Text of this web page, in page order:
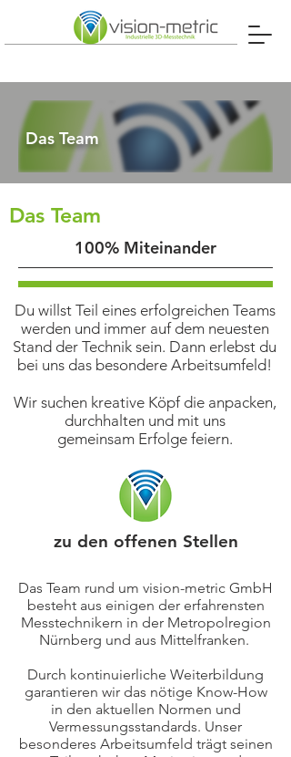
Das Team
Das Team
100% Miteinander
Du willst Teil eines erfolgreichen Teams
werden und immer auf dem neuesten
Stand der Technik sein. Dann erlebst du
bei uns das besondere Arbeitsumfeld!
Wir suchen kreative Köpf die anpacken,
durchhalten und mit uns
gemeinsam Erfolge feiern.
zu den offenen Stellen
Das Team rund um vision-metric GmbH
besteht aus einigen der erfahrensten
Messtechnikern in der Metropolregion
Nürnberg und aus Mittelfranken.
Durch kontinuierliche Weiterbildung
garantieren wir das nötige Know-How
in den aktuellen Normen und
Vermessungsstandards. Unser
besonderes Arbeitsumfeld trägt seinen